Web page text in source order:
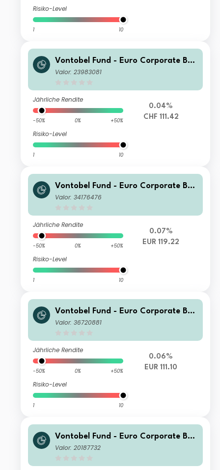
Risiko-Level
1 10
Vontobel Fund - Euro Corporate Bon
d HI (hedged) CHF Cap
Valor: 23983081
Jährliche Rendite
-50% 0% +50%
Risiko-Level
1 10
0.04%
CHF 111.42
Vontobel Fund - Euro Corporate Bon
d S EUR Cap
Valor: 34176476
Jährliche Rendite
-50% 0% +50%
Risiko-Level
1 10
0.07%
EUR 119.22
Vontobel Fund - Euro Corporate Bon
d N EUR Cap
Valor: 36720881
Jährliche Rendite
-50% 0% +50%
Risiko-Level
1 10
0.06%
EUR 111.10
Vontobel Fund - Euro Corporate Bon
d H (hedged) CHF Cap
Valor: 20187732